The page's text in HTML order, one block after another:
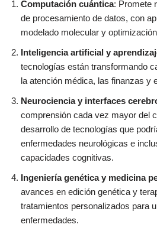
Computación cuántica: Promete
de procesamiento de datos, con
modelado molecular y
Inteligencia artificial y
tecnologías están transformando
la atención médica, las finanzas y
Neurociencia y interfaces
comprensión cada vez mayor del
desarrollo de tecnologías que
enfermedades neurológicas e
capacidades cognitivas.
Ingeniería genética y medicina
avances en edición genética y
tratamientos personalizados para
enfermedades.